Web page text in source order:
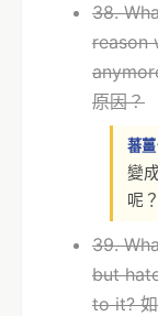
38.
reason
原因？
蕃
變
呢？
39.
but
to it?